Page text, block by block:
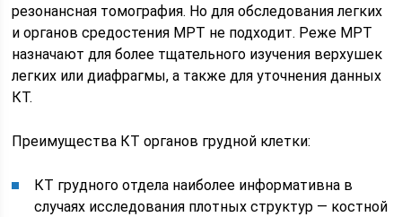
резонансная томография. Но для обследования легких
и органов средостения МРТ не подходит. Реже МРТ
назначают для более тщательного изучения верхушек
легких или диафрагмы, а также для уточнения данных
КТ.
Преимущества КТ органов грудной клетки:
КТ грудного отдела наиболее информативна в
случаях исследования плотных структур — костной